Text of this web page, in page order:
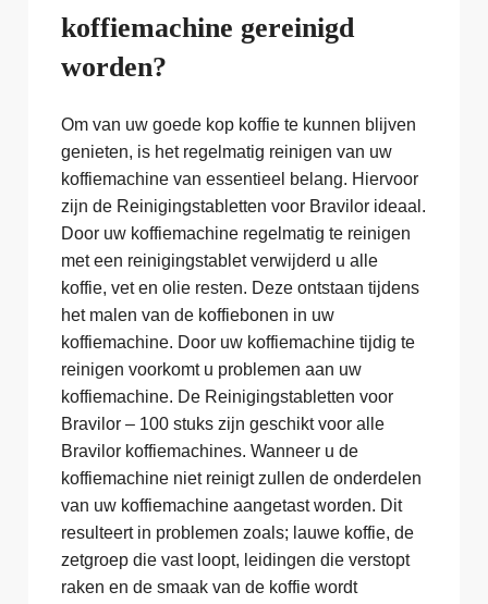
koffiemachine gereinigd
worden?
Om van uw goede kop koffie te kunnen blijven
genieten, is het regelmatig reinigen van uw
koffiemachine van essentieel belang. Hiervoor
zijn de Reinigingstabletten voor Bravilor ideaal.
Door uw koffiemachine regelmatig te reinigen
met een reinigingstablet verwijderd u alle
koffie, vet en olie resten. Deze ontstaan tijdens
het malen van de koffiebonen in uw
koffiemachine. Door uw koffiemachine tijdig te
reinigen voorkomt u problemen aan uw
koffiemachine. De Reinigingstabletten voor
Bravilor – 100 stuks zijn geschikt voor alle
Bravilor koffiemachines. Wanneer u de
koffiemachine niet reinigt zullen de onderdelen
van uw koffiemachine aangetast worden. Dit
resulteert in problemen zoals; lauwe koffie, de
zetgroep die vast loopt, leidingen die verstopt
raken en de smaak van de koffie wordt